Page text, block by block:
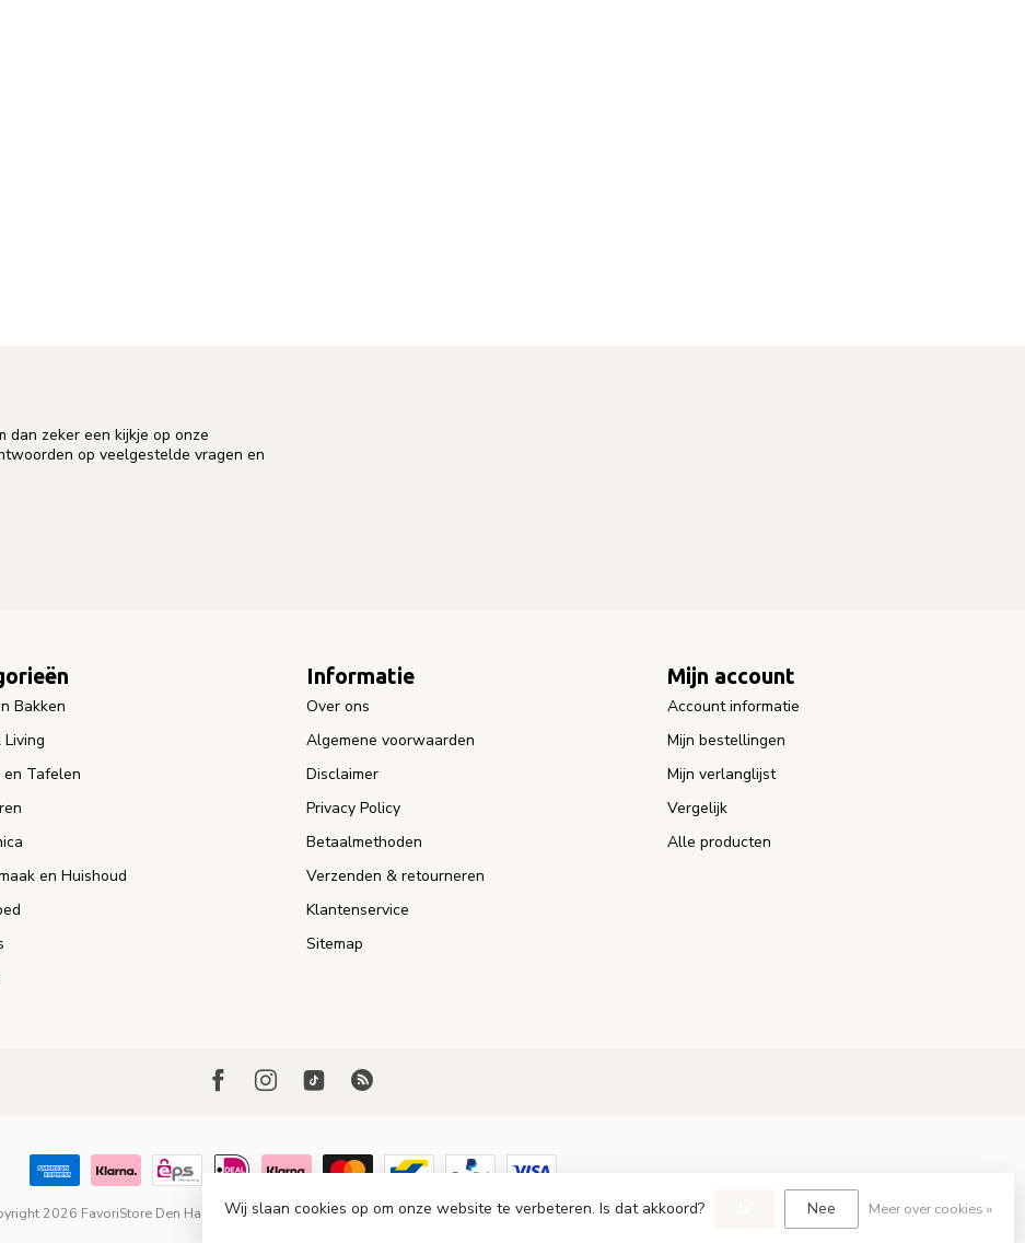
dan zeker een kijkje op onze
op veelgestelde vragen en
Bakken
Living
en Tafelen
en Huishoud
Informatie
Over ons
Algemene voorwaarden
Disclaimer
Privacy Policy
Betaalmethoden
Verzenden & retourneren
Klantenservice
Sitemap
Mijn account
Account informatie
Mijn bestellingen
Mijn verlanglijst
Vergelijk
Alle producten
2026 FavoriStore Den Haag - Powered byLightspeed- Lightspeed design byDyvelopment
Wij slaan cookies op om onze website te verbeteren. Is dat akkoord? Nee Meer over cookies »